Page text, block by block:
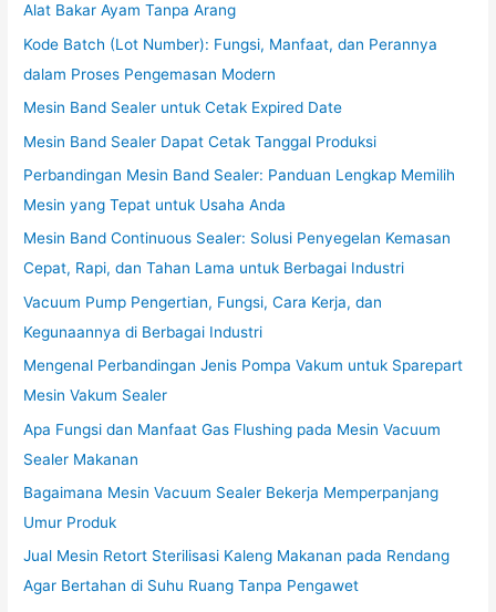
Alat Bakar Ayam Tanpa Arang
Kode Batch (Lot Number): Fungsi, Manfaat, dan Perannya
dalam Proses Pengemasan Modern
Mesin Band Sealer untuk Cetak Expired Date
Mesin Band Sealer Dapat Cetak Tanggal Produksi
Perbandingan Mesin Band Sealer: Panduan Lengkap Memilih
Mesin yang Tepat untuk Usaha Anda
Mesin Band Continuous Sealer: Solusi Penyegelan Kemasan
Cepat, Rapi, dan Tahan Lama untuk Berbagai Industri
Vacuum Pump Pengertian, Fungsi, Cara Kerja, dan
Kegunaannya di Berbagai Industri
Mengenal Perbandingan Jenis Pompa Vakum untuk Sparepart
Mesin Vakum Sealer
Apa Fungsi dan Manfaat Gas Flushing pada Mesin Vacuum
Sealer Makanan
Bagaimana Mesin Vacuum Sealer Bekerja Memperpanjang
Umur Produk
Jual Mesin Retort Sterilisasi Kaleng Makanan pada Rendang
Agar Bertahan di Suhu Ruang Tanpa Pengawet